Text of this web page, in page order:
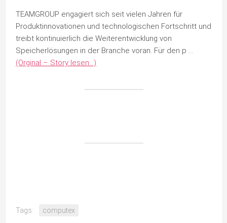
TEAMGROUP engagiert sich seit vielen Jahren für
Produktinnovationen und technologischen Fortschritt und
treibt kontinuierlich die Weiterentwicklung von
Speicherlösungen in der Branche voran. Für den p …
(Orginal – Story lesen…)
Tags: computex